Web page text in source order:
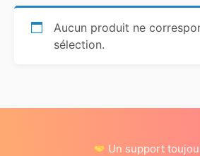
Aucun produit ne
sélection.
Un support